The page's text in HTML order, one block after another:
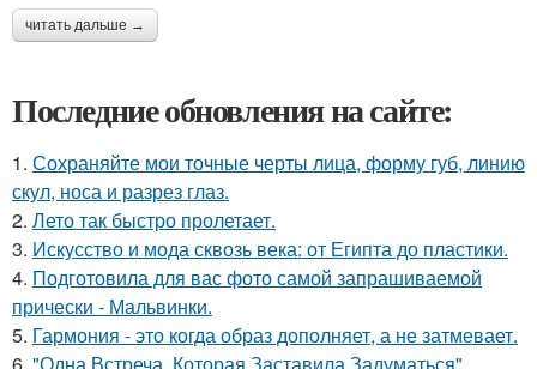
читать дальше →
Последние обновления на сайте:
1. Сохраняйте мои точные черты лица, форму губ, линию
скул, носа и разрез глаз.
2. Лето так быстро пролетает.
3. Искусство и мода сквозь века: от Египта до пластики.
4. Подготовила для вас фото самой запрашиваемой
прически - Мальвинки.
5. Гармония - это когда образ дополняет, а не затмевает.
6. "Одна Встреча, Которая Заставила Задуматься".